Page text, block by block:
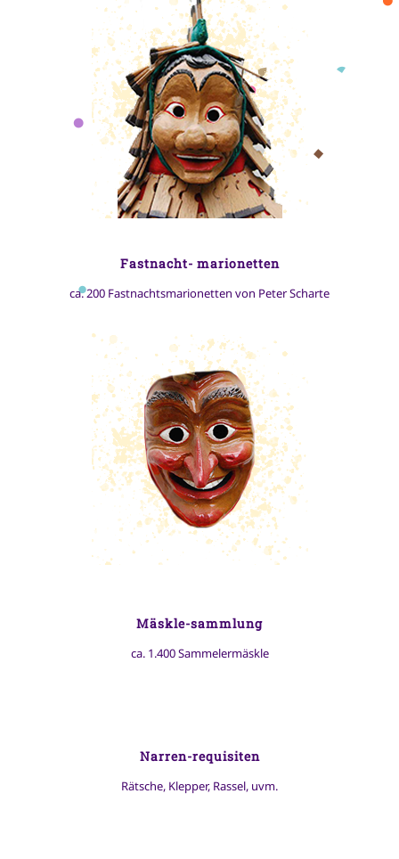
Fastnacht- marionetten
ca. 200 Fastnachtsmarionetten von Peter Scharte
Mäskle-sammlung
ca. 1.400 Sammelermäskle
Narren-requisiten
Rätsche, Klepper, Rassel, uvm.